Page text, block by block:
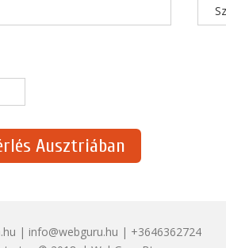
Ausztriában
| info@webguru.hu | +3646362724